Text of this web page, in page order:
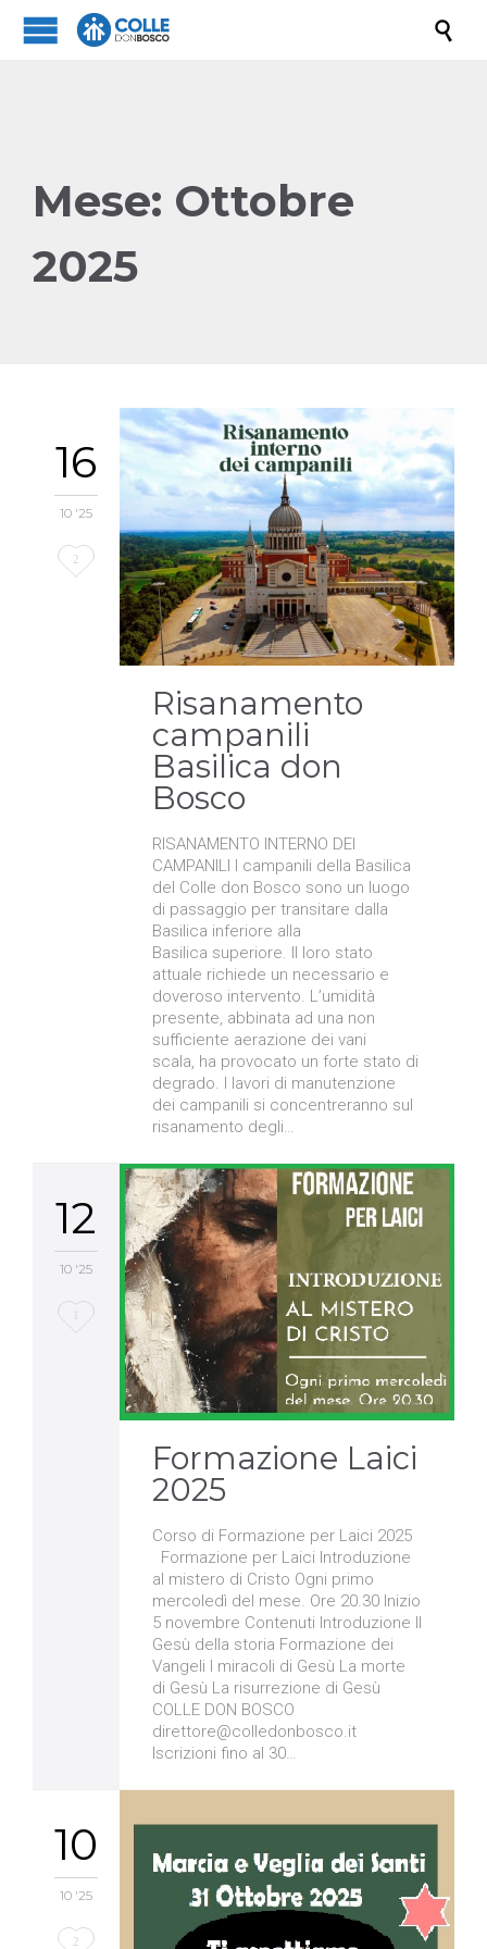

Mese: Ottobre
2025
16
10 '25
Love
2
Risanamento
campanili
Basilica don
Bosco
RISANAMENTO INTERNO DEI
CAMPANILI I campanili della Basilica
del Colle don Bosco sono un luogo
di passaggio per transitare dalla
Basilica inferiore alla
Basilica superiore. Il loro stato
attuale richiede un necessario e
doveroso intervento. L’umidità
presente, abbinata ad una non
sufficiente aerazione dei vani
scala, ha provocato un forte stato di
degrado. I lavori di manutenzione
dei campanili si concentreranno sul
risanamento degli…
12
10 '25
Love
1
Formazione Laici
2025
Corso di Formazione per Laici 2025
Formazione per Laici Introduzione
al mistero di Cristo Ogni primo
mercoledì del mese. Ore 20.30 Inizio
5 novembre Contenuti Introduzione Il
Gesù della storia Formazione dei
Vangeli I miracoli di Gesù La morte
di Gesù La risurrezione di Gesù
COLLE DON BOSCO
direttore@colledonbosco.it
Iscrizioni fino al 30…
10
10 '25
Love
2